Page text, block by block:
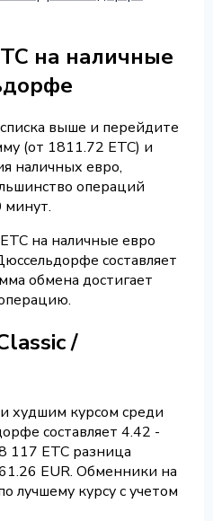
на наличные
выше и перейдите
(от 1811.72 ETC) и
наличных евро,
операций
минут.
на наличные евро
составляет
обмена достигает
/
худшим курсом среди
составляет 4.42 -
117 ETC разница
EUR. Обменники на
лучшему курсу с учетом